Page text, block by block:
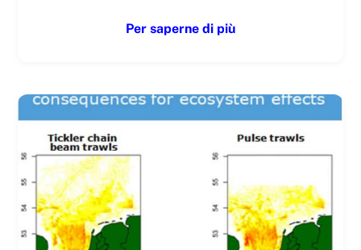
Per saperne di più